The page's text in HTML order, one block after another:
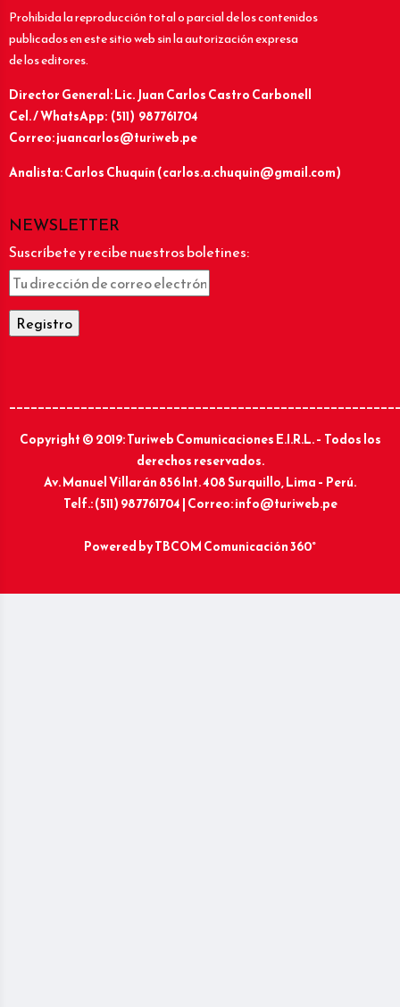
Prohibida la reproducción total o parcial de los contenidos
publicados en este sitio web sin la autorización expresa
de los editores.
Director General: Lic.Juan Carlos Castro Carbonell
Cel. / WhatsApp: (511) 987761704
Correo: juancarlos@turiweb.pe
Analista: Carlos Chuquín (carlos.a.chuquin@gmail.com)
NEWSLETTER
Suscríbete y recibe nuestros boletines:
Copyright © 2019: Turiweb Comunicaciones E.I.R.L. – Todos los
derechos reservados.
Av. Manuel Villarán 856 Int. 408 Surquillo, Lima – Perú.
Telf.: (511) 987761704 | Correo: info@turiweb.pe
Powered byTBCOM Comunicación 360°